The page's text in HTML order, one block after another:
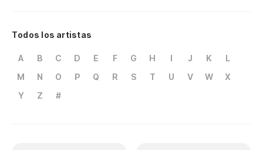
Todos los artistas
A B C D E F G H I J K
L
M
N O P Q R S T U V W
X
Y
Z #